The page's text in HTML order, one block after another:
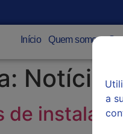
a
Início Quem somos
Notícias
de